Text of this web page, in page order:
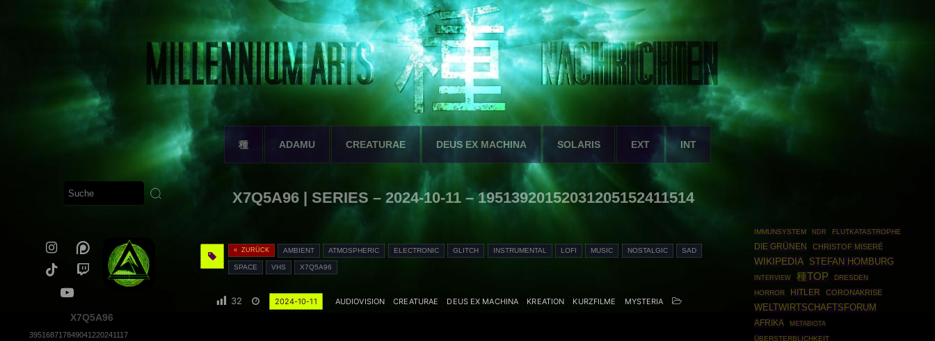
種 ADAMU CREATURAE DEUS EX MACHINA SOLARIS EXT INT
X7Q5A96
395168717849041220241117
X7Q5A96 | SERIES – 2024-10-11 – 19513920152031205152411514
« ZURÜCK AMBIENT ATMOSPHERIC ELECTRONIC GLITCH INSTRUMENTAL LOFI MUSIC NOSTALGIC SAD
SPACE VHS X7Q5A96
32 2024-10-11 AUDIOVISION CREATURAE DEUS EX MACHINA KREATION KURZFILME MYSTERIA
IMMUNSYSTEM NDR FLUTKATASTROPHE
DIE GRÜNEN CHRISTOF MISERÉ
WIKIPEDIA STEFAN HOMBURG
INTERVIEW 種TOP
DRESDEN
HORROR
HITLER CORONAKRISE
WELTWIRTSCHAFTSFORUM
AFRIKA
METABIOTA
ÜBERSTERBLICHKEIT